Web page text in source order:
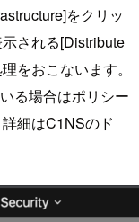
をクリッ
される[Distribute
をおこないます。
る場合はポリシー
細はC1NSのド